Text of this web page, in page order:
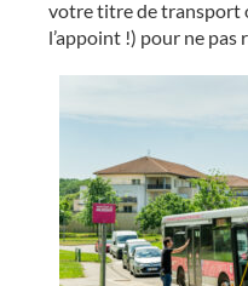
votre titre de transport
l’appoint !) pour ne